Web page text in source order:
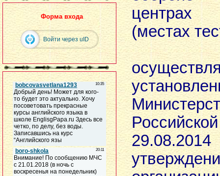
Форма входа
Войти через uID
центрах
(местах